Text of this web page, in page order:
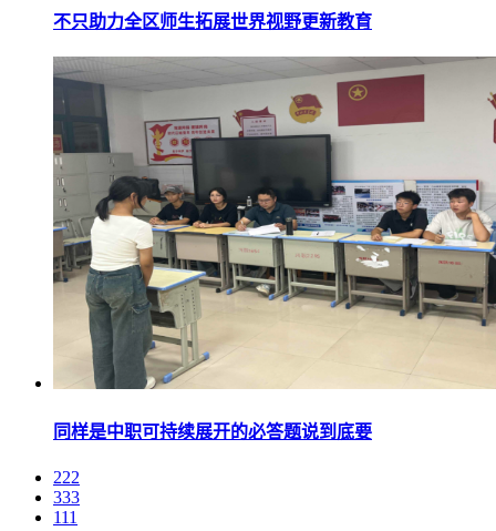
不只助力全区师生拓展世界视野更新教育
同样是中职可持续展开的必答题说到底要
222
333
111